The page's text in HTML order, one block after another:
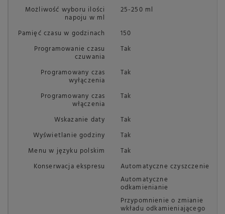
Możliwość wyboru ilości
napoju w ml
25-250 ml
Pamięć czasu w godzinach
150
Programowanie czasu
czuwania
Tak
Programowany czas
wyłączenia
Tak
Programowany czas
włączenia
Tak
Wskazanie daty
Tak
Wyświetlanie godziny
Tak
Menu w języku polskim
Tak
Konserwacja ekspresu
Automatyczne czyszczenie
Automatyczne
odkamienianie
Przypomnienie o zmianie
wkładu odkamieniającego